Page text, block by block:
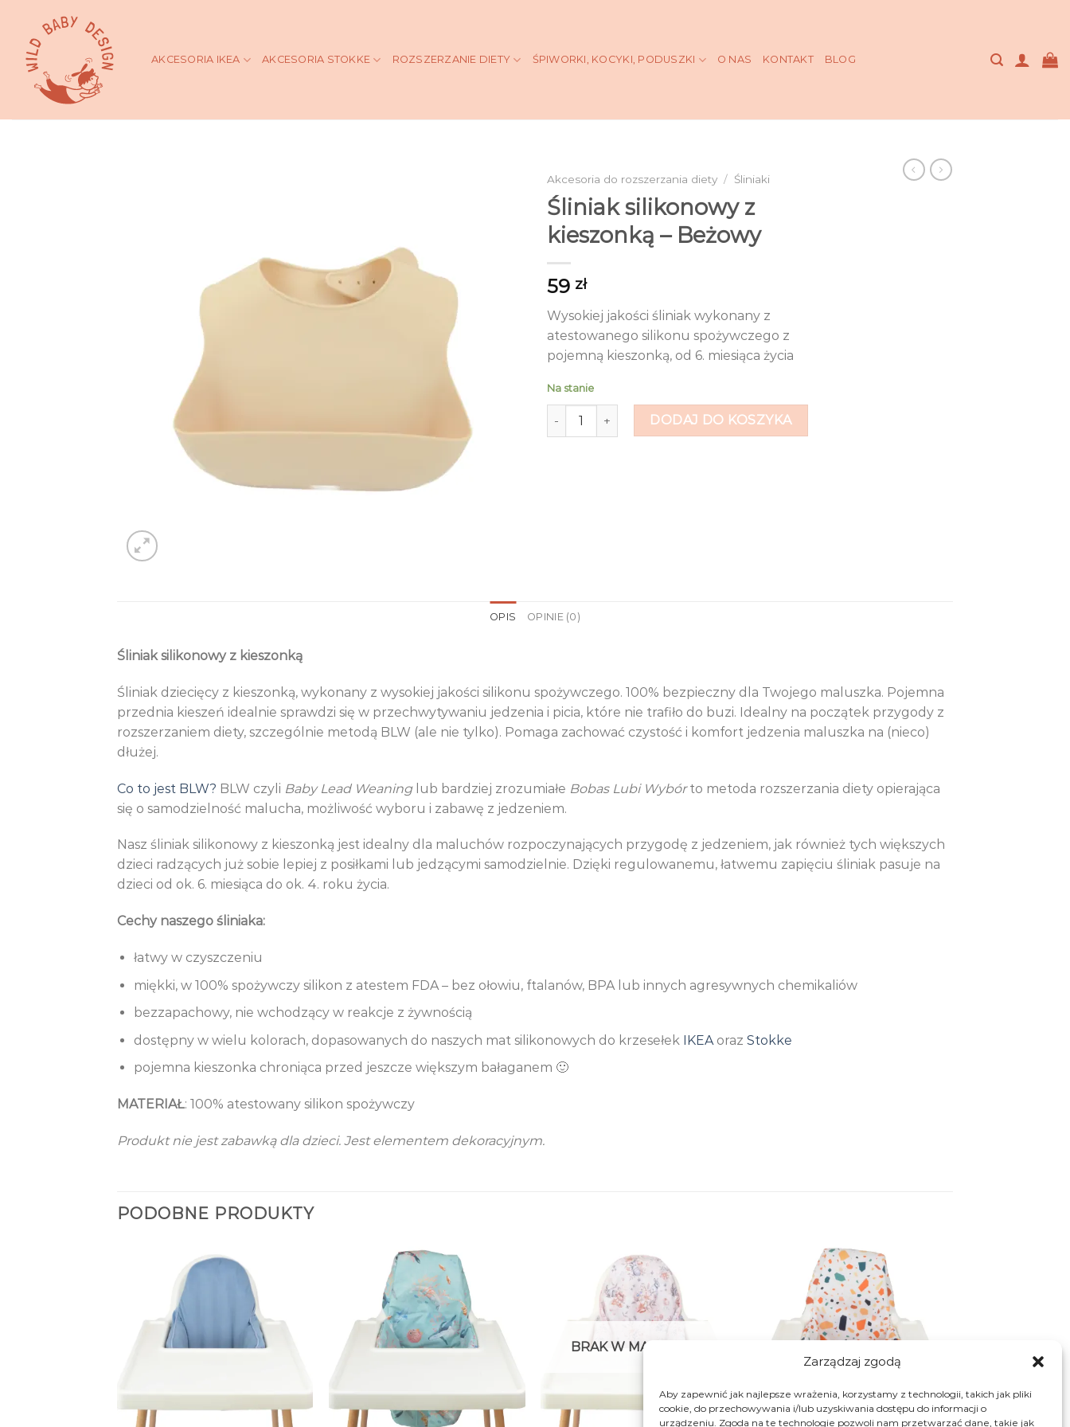
Zarządzaj zgodą
Aby zapewnić jak najlepsze wrażenia, korzystamy z technologii, takich jak pliki
cookie, do przechowywania i/lub uzyskiwania dostępu do informacji o
urządzeniu. Zgoda na te technologie pozwoli nam przetwarzać dane, takie jak
content
AKCESORIA IKEA AKCESORIA STOKKE ROZSZERZANIE DIETY ŚPIWORKI, KOCYKI, PODUSZKI O NAS KONTAKT BLOG
Akcesoria do rozszerzania diety / Śliniaki
Śliniak silikonowy z
kieszonką – Beżowy
59 zł
Wysokiej jakości śliniak wykonany z
atestowanego silikonu spożywczego z
pojemną kieszonką, od 6. miesiąca życia
Na stanie
ilość Śliniak silikonowy z kieszonką - Beżowy
DODAJ DO KOSZYKA
OPIS OPINIE (0)
Śliniak silikonowy z kieszonką
Śliniak dziecięcy z kieszonką, wykonany z wysokiej jakości silikonu spożywczego. 100% bezpieczny dla Twojego maluszka. Pojemna
przednia kieszeń idealnie sprawdzi się w przechwytywaniu jedzenia i picia, które nie trafiło do buzi. Idealny na początek przygody z
rozszerzaniem diety, szczególnie metodą BLW (ale nie tylko). Pomaga zachować czystość i komfort jedzenia maluszka na (nieco)
dłużej.
Co to jest BLW? BLW czyli Baby Lead Weaninglub bardziej zrozumiałe Bobas Lubi Wybórto metoda rozszerzania diety opierająca
się o samodzielność malucha, możliwość wyboru i zabawę z jedzeniem.
Nasz śliniak silikonowy z kieszonką jest idealny dla maluchów rozpoczynających przygodę z jedzeniem, jak również tych większych
dzieci radzących już sobie lepiej z posiłkami lub jedzącymi samodzielnie. Dzięki regulowanemu, łatwemu zapięciu śliniak pasuje na
dzieci od ok. 6. miesiąca do ok. 4. roku życia.
Cechy naszego śliniaka:
łatwy w czyszczeniu
miękki, w 100% spożywczy silikon z atestem FDA – bez ołowiu, ftalanów, BPA lub innych agresywnych chemikaliów
bezzapachowy, nie wchodzący w reakcje z żywnością
dostępny w wielu kolorach, dopasowanych do naszych mat silikonowych do krzesełek IKEAoraz Stokke
pojemna kieszonka chroniąca przed jeszcze większym bałaganem 🙂
MATERIAŁ: 100% atestowany silikon spożywczy
Produkt nie jest zabawką dla dzieci. Jest elementem dekoracyjnym.
PODOBNE PRODUKTY
+ + +
BRAK W MAGAZYNIE
+